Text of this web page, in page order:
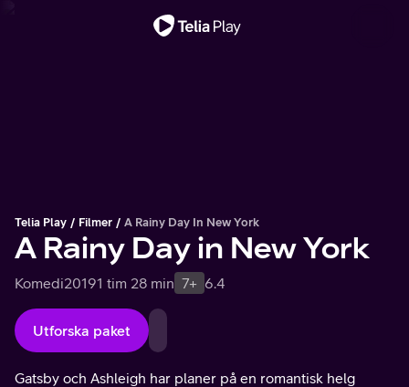
Telia Play Filmer A Rainy Day In New York
A Rainy Day in New York
Komedi20191 tim 28 min 7+ 6.4
Utforska paket
Gatsby och Ashleigh har planer på en romantisk helg